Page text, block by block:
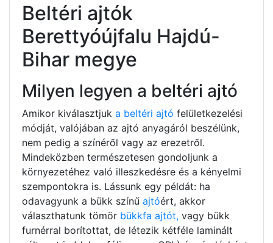
Beltéri ajtók
Berettyóújfalu Hajdú-
Bihar megye
Milyen legyen a beltéri ajtó
Amikor kiválasztjuk a beltéri ajtó felületkezelési
módját, valójában az ajtó anyagáról beszélünk,
nem pedig a színéről vagy az erezetről.
Mindeközben természetesen gondoljunk a
környezetéhez való illeszkedésre és a kényelmi
szempontokra is. Lássunk egy példát: ha
odavagyunk a bükk színű ajtóért, akkor
választhatunk tömör bükkfa ajtót, vagy bükk
furnérral borítottat, de létezik kétféle laminált